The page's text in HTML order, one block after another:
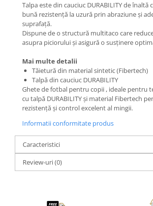
Talpa este din cauciuc DURABILITY de înaltă
bună rezistență la uzură prin abraziune și
suprafață.
Dispune de o structură multitaco care
asupra piciorului și asigură o susținere
Mai multe detalii
Tăietură din material sintetic (Fibertech)
Talpă din cauciuc DURABILITY
Ghete de fotbal pentru copii , ideale pentru
cu talpă DURABILITY și material Fibertech
rezistență și control excelent al mingii.
Informatii conformitate produs
Caracteristici
Review-uri(0)